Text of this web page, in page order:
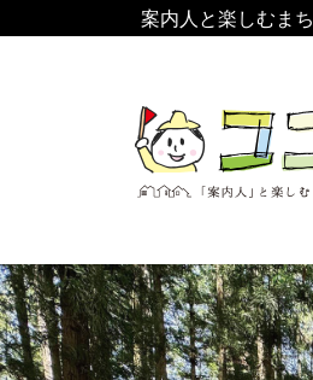
案内人と楽しむま